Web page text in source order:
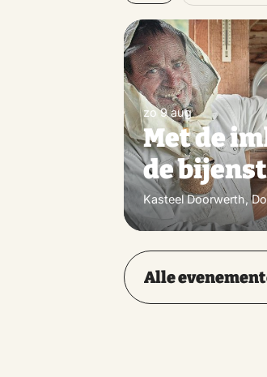
zo 9 aug
Met de
de
Kasteel Doorwerth,
Alle